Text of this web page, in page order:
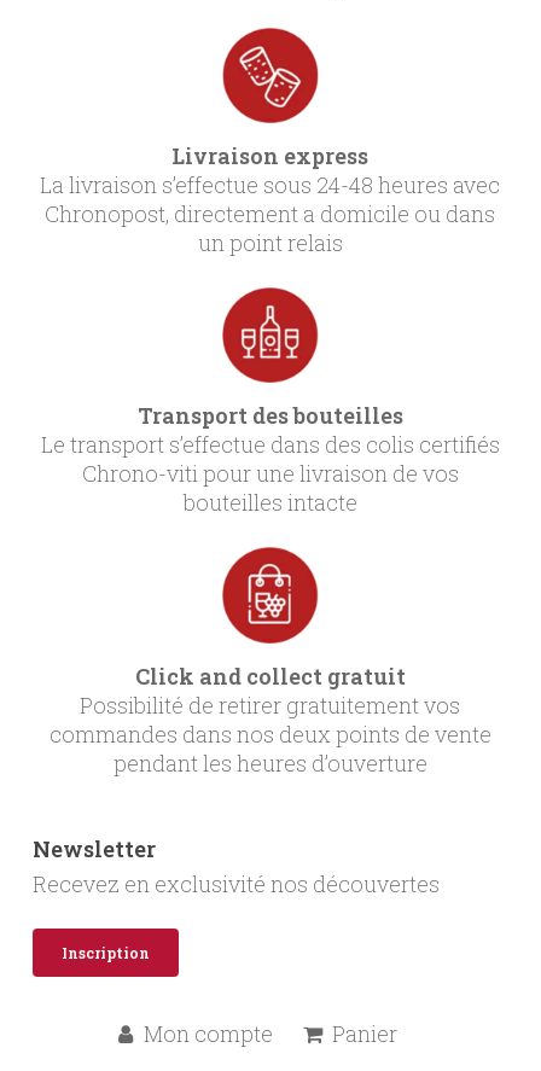
Livraison express
La livraison s’effectue sous 24-48 heures avec
Chronopost, directement a domicile ou dans
un point relais
Transport des bouteilles
Le transport s’effectue dans des colis certifiés
Chrono-viti pour une livraison de vos
bouteilles intacte
Click and collect gratuit
Possibilité de retirer gratuitement vos
commandes dans nos deux points de vente
pendant les heures d’ouverture
Newsletter
Recevez en exclusivité nos découvertes
Inscription
Mon compte Panier